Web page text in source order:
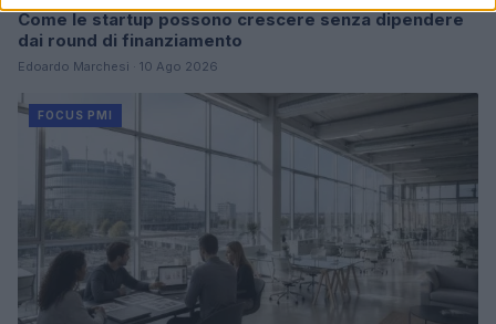
Come le startup possono crescere senza dipendere
dai round di finanziamento
Edoardo Marchesi · 10 Ago 2026
FOCUS PMI